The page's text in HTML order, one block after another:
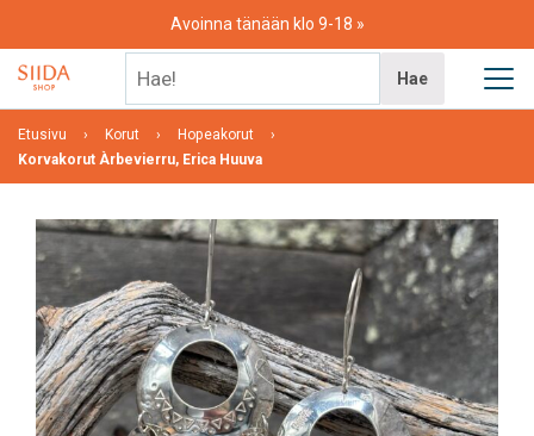
content
Avoinna tänään klo 9-18
Hae
Etusivu Korut
Hopeakorut
Korvakorut Àrbevierru, Erica Huuva